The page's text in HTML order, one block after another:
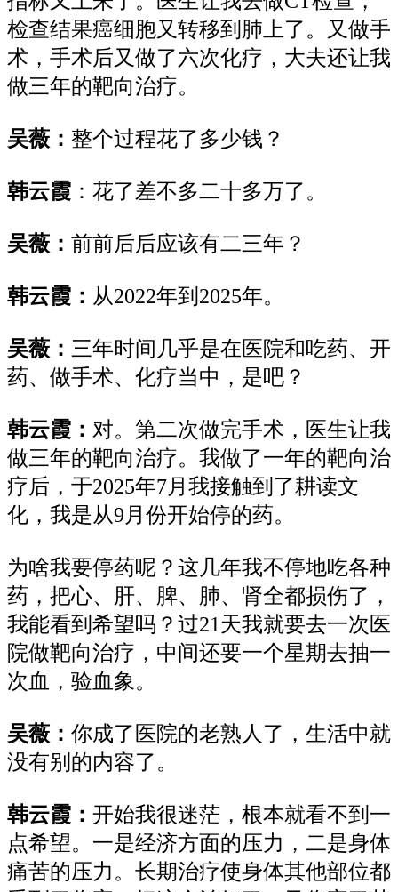
检查结果癌细胞又转移到肺上了。又做手
术， 手术后又做了六次化疗，大夫还让我
做三年的靶向治疗。
吴薇： 整个过程花了多少钱？
韩云霞 ： 花了差不多二十多万了。
吴薇： 前前后后应该有二三年？
韩云霞： 从2022年到2025年。
吴薇： 三年时间几乎是在医院和吃药、 开
药、 做手术、 化疗当中， 是吧？
韩云霞： 对。第二次做完手术，医生让我
做三年的靶向治疗。 我做了一年的靶向治
疗后，于2025年7月 我接触到 了耕读文
化，我是从9月 份开始停的药。
为啥我要停药呢？这几年我不停地吃各种
药， 把心、 肝、 脾、 肺、 肾全都损伤了，
我能看到希望吗？ 过21天我就要去一次医
院做靶向治疗， 中间还要一个星期去抽一
次血 ， 验血象。
吴薇： 你成了 医院的老熟人了，生活中就
没有别的内容了。
韩云霞： 开始我很迷茫， 根本就看不到 一
点希望。一是经济方面的压力 ， 二是身体
痛苦的压力。 长期治疗使身体其他部位都